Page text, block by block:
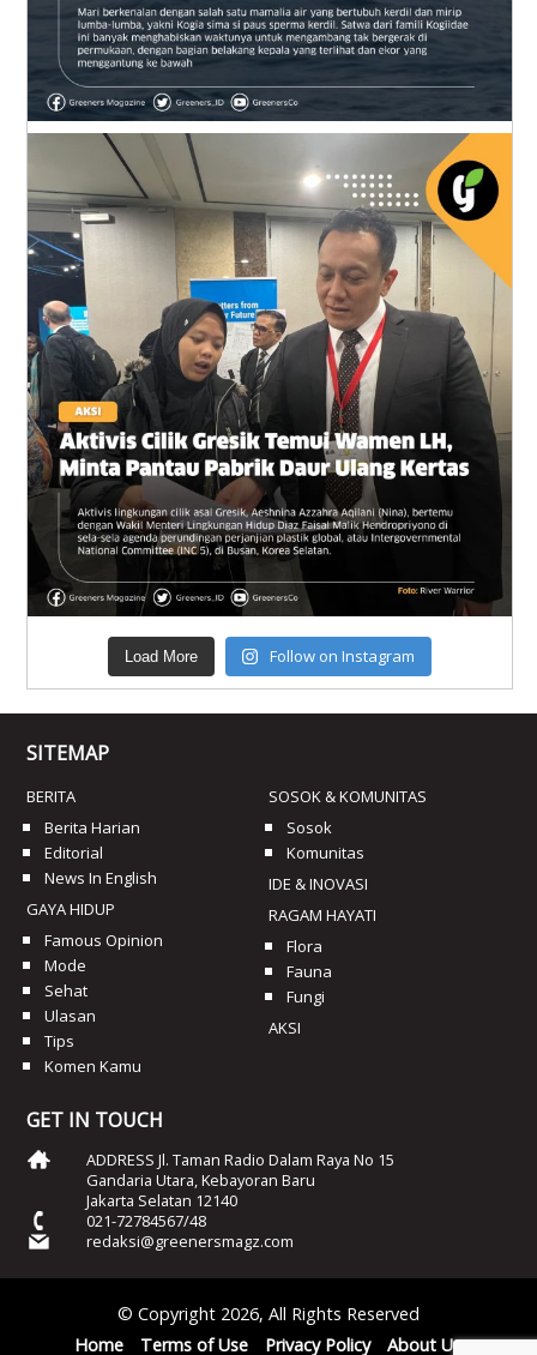
Load More Follow on Instagram
SITEMAP
BERITA
Berita Harian
Editorial
News In English
GAYA HIDUP
Famous Opinion
Mode
Sehat
Ulasan
Tips
Komen Kamu
SOSOK & KOMUNITAS
Sosok
Komunitas
IDE & INOVASI
RAGAM HAYATI
Flora
Fauna
Fungi
AKSI
GET IN TOUCH
ADDRESS Jl. Taman Radio Dalam Raya No 15
Gandaria Utara, Kebayoran Baru
Jakarta Selatan 12140
021-72784567/48
redaksi@greenersmagz.com
© Copyright 2026, All Rights Reserved
Home
Terms of Use Privacy Policy About Us